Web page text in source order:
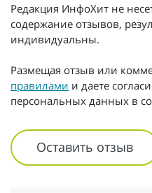
Редакция ИнфоХит не
содержание отзывов,
индивидуальны.
Размещая отзыв или
правилами и даете
персональных данных в
Оставить отзыв